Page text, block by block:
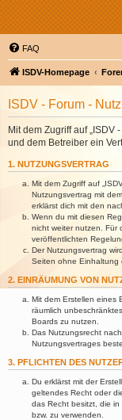
FAQ
ISDV-Homepage
ISDV - Forum -
Mit dem Zugriff auf „ISDV
und dem Betreiber ein
1. NUTZUNGSVERTRAG
Mit dem Zugriff auf
Nutzungsvertrag mit
erklärst dich mit den
Wenn du mit diesen
nicht weiter nutzen. Für
veröffentlichten
Der Nutzungsvertrag
Seiten ohne Einhaltung
2. EINRÄUMUNG VON
Mit dem Erstellen eines
räumlich
Boards zu nutzen.
Das Nutzungsrecht
Nutzungsvertrages
3. PFLICHTEN DES
Du erklärst mit der
geltendes Recht oder
das Recht besitzt, die
bzw. zu verwenden.